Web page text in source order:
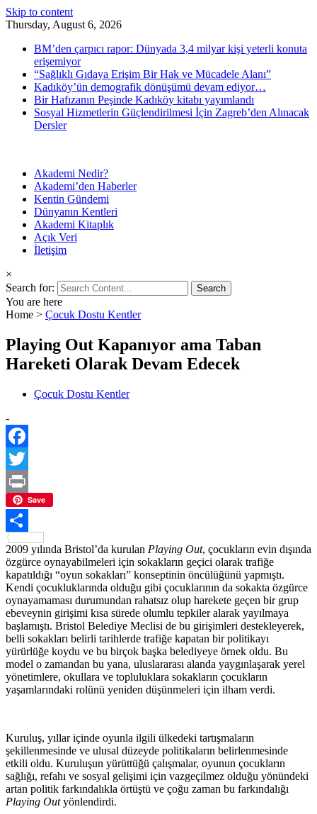
Skip to content
Thursday, August 6, 2026
BM’den çarpıcı rapor: Dünyada 3,4 milyar kişi yeterli konuta
erişemiyor
“Sağlıklı Gıdaya Erişim Bir Hak ve Mücadele Alanı”
Kadıköy’ün demografik dönüşümü devam ediyor…
Bir Hafızanın Peşinde Kadıköy kitabı yayımlandı
Sosyal Hizmetlerin Güçlendirilmesi İçin Zagreb’den Alınacak
Dersler
Kadıköy Belediyesi Akademi
Kent Araştırma Merkezi
Akademi Nedir?
Akademi’den Haberler
Kentin Gündemi
Dünyanın Kentleri
Akademi Kitaplık
Açık Veri
İletişim
×
Search for:
You are here
Home > Çocuk Dostu Kentler
Playing Out Kapanıyor ama Taban
Hareketi Olarak Devam Edecek
Çocuk Dostu Kentler
-
Facebook
Twitter
Print Save
2009 yılında Bristol’da kurulan Playing Out, çocukların evin dışında
özgürce oynayabilmeleri için sokakların geçici olarak trafiğe
kapatıldığı “oyun sokakları” konseptinin öncülüğünü yapmıştı.
Kendi çocukluklarında olduğu gibi çocuklarının da sokakta özgürce
oynayamaması durumundan rahatsız olup harekete geçen bir grup
ebeveynin girişimi kısa sürede olumlu tepkiler alarak yayılmaya
başlamıştı. Bristol Belediye Meclisi de bu girişimleri destekleyerek,
belli sokakları belirli tarihlerde trafiğe kapatan bir politikayı
yürürlüğe koydu ve bu birçok başka belediyeye örnek oldu. Bu
model o zamandan bu yana, uluslararası alanda yaygınlaşarak yerel
yönetimlere, okullara ve topluluklara sokakların çocukların
yaşamlarındaki rolünü yeniden düşünmeleri için ilham verdi.
Kuruluş, yıllar içinde oyunla ilgili ülkedeki tartışmaların
şekillenmesinde ve ulusal düzeyde politikaların belirlenmesinde
etkili oldu. Kuruluşun yürüttüğü çalışmalar, oyunun çocukların
sağlığı, refahı ve sosyal gelişimi için vazgeçilmez olduğu yönündeki
artan politik farkındalıkla örtüştü ve çoğu zaman bu farkındalığı
Playing Outyönlendirdi.